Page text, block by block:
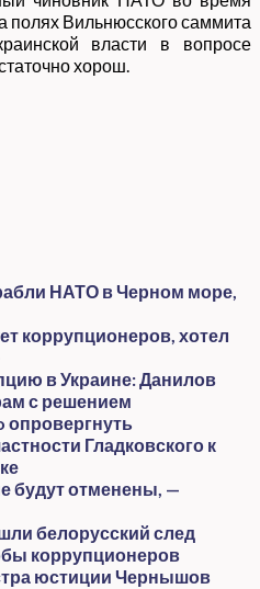
полях Вильнюсского саммита
власти в вопросе
хорош.
НАТО в Черном море,
коррупционеров, хотел
в Украине: Данилов
с решением
опровергнуть
Гладковского к
будут отменены, —
белорусский след
коррупционеров
юстиции Чернышов